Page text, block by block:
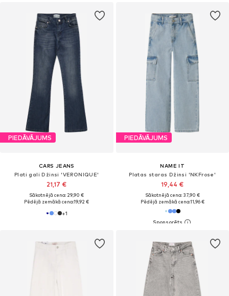
PIEDĀVĀJUMS
CARS JEANS
Plati gali Džinsi 'VERONIQUE'
21,17 €
Sākotnējā cena: 29,90 €
Pēdējā zemākā cena:19,92 €
+1
PIEDĀVĀJUMS
NAME IT
Platas staras Džinsi 'NKFrose'
19,44 €
Sākotnējā cena: 37,90 €
Pēdējā zemākā cena:11,96 €